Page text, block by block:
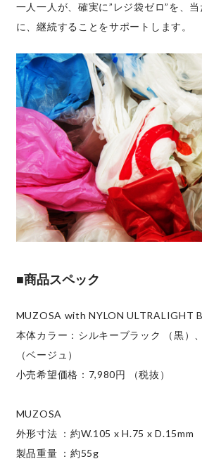
一人一人が、確実に”レジ袋ゼロ”を、
に、継続することをサポートします。
■商品スペック
MUZOSA with NYLON ULTRALIGHT
本体カラー：シルキーブラック （黒）
（ベージュ）
小売希望価格：7,980円 （税抜）
MUZOSA
外形寸法 ：約W.105 x H.75 x D.15mm
製品重量 ：約55g